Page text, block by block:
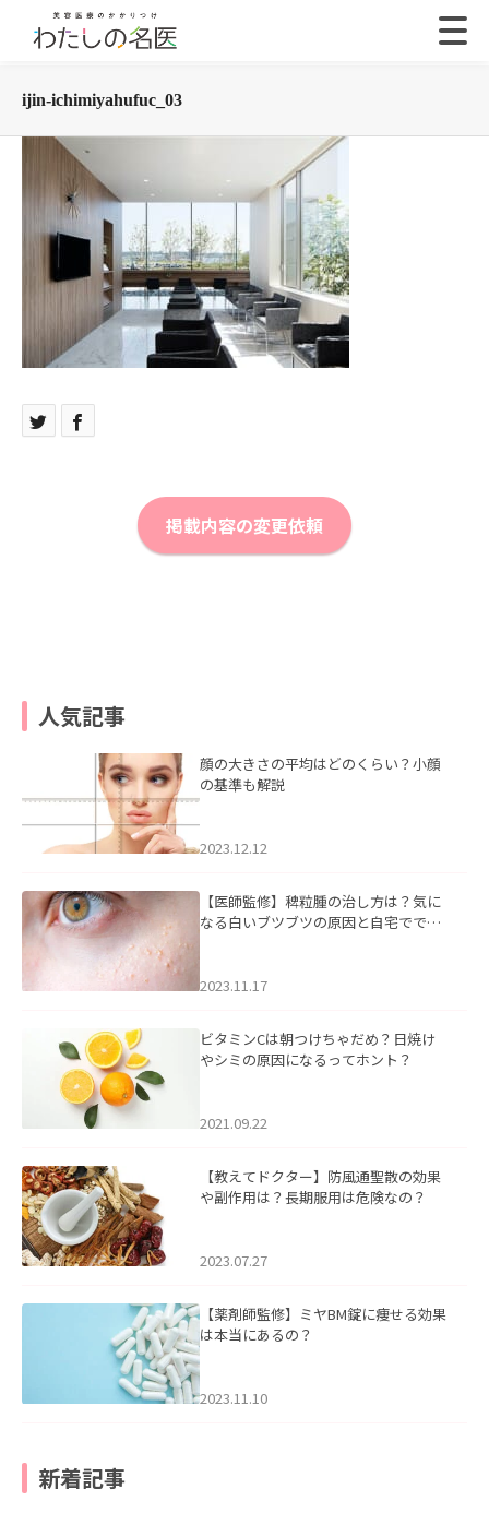
ijin-ichimiyahufuc_03
掲載内容の変更依頼
人気記事
顔の大きさの平均はどのくらい？小顔
の基準も解説
2023.12.12
【医師監修】稗粒腫の治し方は？気に
なる白いブツブツの原因と自宅ででき
2023.11.17
ビタミンCは朝つけちゃだめ？日焼け
やシミの原因になるってホント？
2021.09.22
【教えてドクター】防風通聖散の効果
や副作用は？長期服用は危険なの？
2023.07.27
【薬剤師監修】ミヤBM錠に痩せる効果
は本当にあるの？
2023.11.10
新着記事